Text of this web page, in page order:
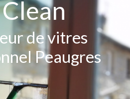
de vitres
Peaugres